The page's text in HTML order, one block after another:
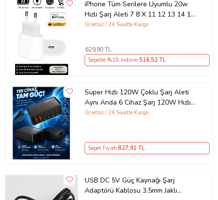
iPhone Tüm Serilere Uyumlu 20w
Hızlı Şarj Aleti 7 8 X 11 12 13 14 15
16 İçin Type-C Girişli Adaptör
Ücretsiz / 24 Saatte Kargo
629,90 TL
Sepette %18 İndirim 516,52 TL
Süper Hızlı 120W Çoklu Şarj Aleti
Aynı Anda 6 Cihaz Şarj 120W Hızlı
Şarj İstasyonu Çoklu USB & Type-C
Ücretsiz / 24 Saatte Kargo
Sepet Fiyatı 827,91 TL
USB DC 5V Güç Kaynağı Şarj
Adaptörü Kablosu 3.5mm Jaklı